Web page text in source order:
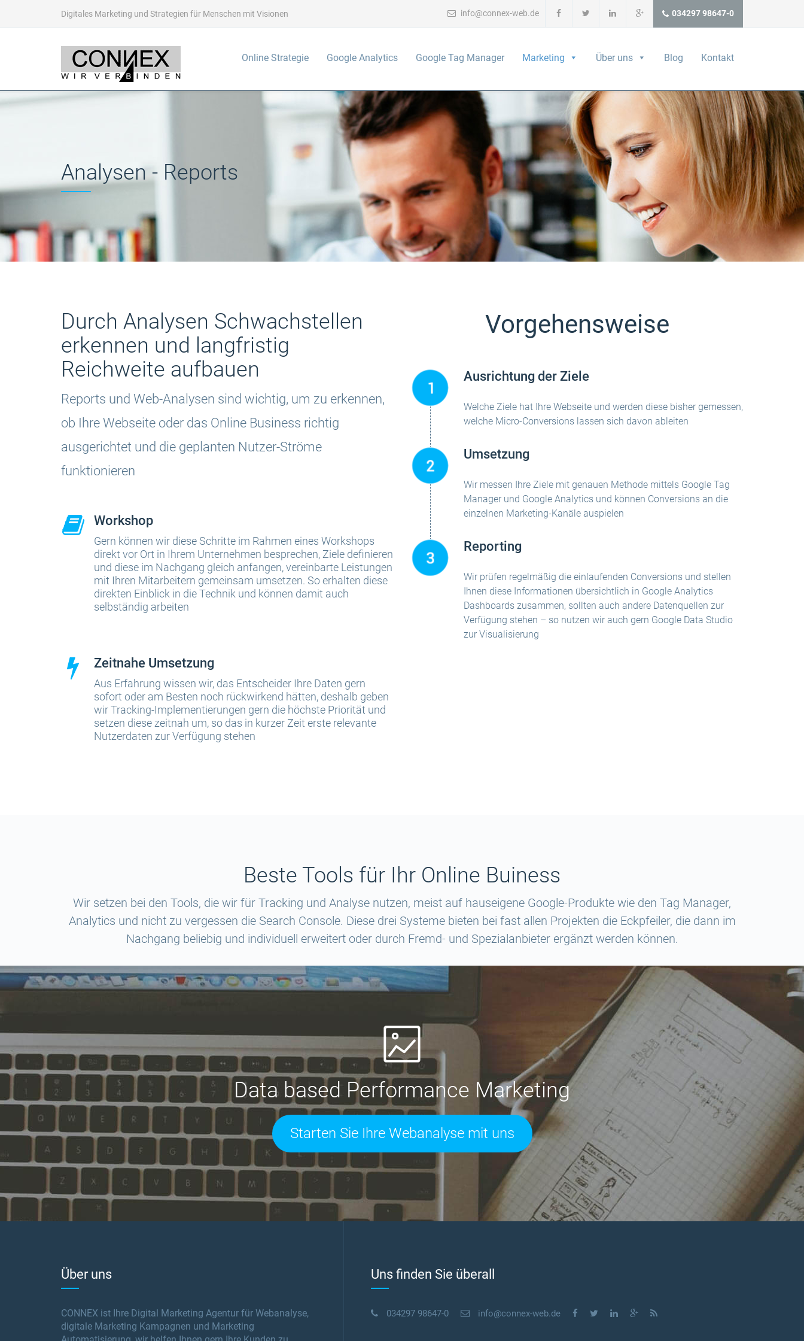
Digitales Marketing und Strategien für Menschen mit Visionen info@connex-web.de 034297 98647-0
Online Strategie Google Analytics Google Tag Manager Marketing Über uns Blog Kontakt
Analysen - Reports
Durch Analysen Schwachstellen
erkennen und langfristig
Reichweite aufbauen
Reports und Web-Analysen sind wichtig, um zu erkennen,
ob Ihre Webseite oder das Online Business richtig
ausgerichtet und die geplanten Nutzer-Ströme
funktionieren
Workshop
Gern können wir diese Schritte im Rahmen eines Workshops
direkt vor Ort in Ihrem Unternehmen besprechen, Ziele definieren
und diese im Nachgang gleich anfangen, vereinbarte Leistungen
mit Ihren Mitarbeitern gemeinsam umsetzen. So erhalten diese
direkten Einblick in die Technik und können damit auch
selbständig arbeiten
Zeitnahe Umsetzung
Aus Erfahrung wissen wir, das Entscheider Ihre Daten gern
sofort oder am Besten noch rückwirkend hätten, deshalb geben
wir Tracking-Implementierungen gern die höchste Priorität und
setzen diese zeitnah um, so das in kurzer Zeit erste relevante
Nutzerdaten zur Verfügung stehen
Vorgehensweise
Ausrichtung der Ziele
Welche Ziele hat Ihre Webseite und werden diese bisher gemessen,
welche Micro-Conversions lassen sich davon ableiten
Umsetzung
Wir messen Ihre Ziele mit genauen Methode mittels Google Tag
Manager und Google Analytics und können Conversions an die
einzelnen Marketing-Kanäle auspielen
Reporting
Wir prüfen regelmäßig die einlaufenden Conversions und stellen
Ihnen diese Informationen übersichtlich in Google Analytics
Dashboards zusammen, sollten auch andere Datenquellen zur
Verfügung stehen – so nutzen wir auch gern Google Data Studio
zur Visualisierung
Beste Tools für Ihr Online Buiness
Wir setzen bei den Tools, die wir für Tracking und Analyse nutzen, meist auf hauseigene Google-Produkte wie den Tag Manager,
Analytics und nicht zu vergessen die Search Console. Diese drei Systeme bieten bei fast allen Projekten die Eckpfeiler, die dann im
Nachgang beliebig und individuell erweitert oder durch Fremd- und Spezialanbieter ergänzt werden können.
Data based Performance Marketing
Starten Sie Ihre Webanalyse mit uns
Über uns
CONNEX ist Ihre Digital Marketing Agentur für Webanalyse,
digitale Marketing Kampagnen und Marketing
Uns finden Sie überall
034297 98647-0 info@connex-web.de